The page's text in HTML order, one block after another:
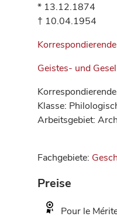
* 13.12.1874
† 10.04.1954
Geistes- und
Klasse:
Arbeitsgebiet:
Fachgebiete:
Preise
Pour le